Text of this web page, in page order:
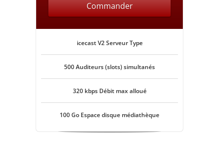
Commander
icecast V2 Serveur Type
500 Auditeurs (slots) simultanés
320 kbps Débit max alloué
100 Go Espace disque médiathèque